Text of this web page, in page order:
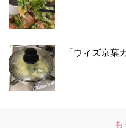
「ウィズ京葉